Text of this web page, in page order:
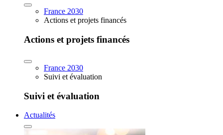
France 2030
Actions et projets financés
Actions et projets financés
France 2030
Suivi et évaluation
Suivi et évaluation
Actualités